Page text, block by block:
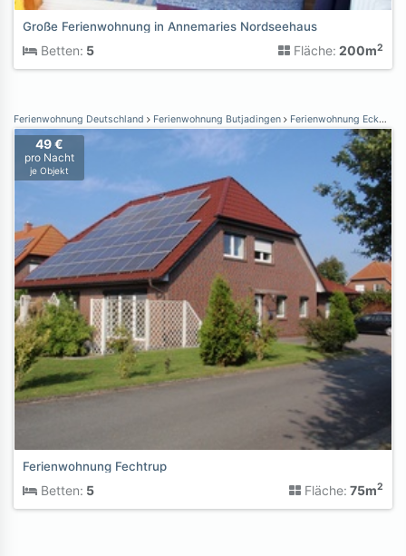
Große Ferienwohnung in Annemaries Nordseehaus
Betten: 5 Fläche: 200m2
Ferienwohnung Deutschland Ferienwohnung Butjadingen Ferienwohnung Eckwarden
49 €
pro Nacht
je Objekt
Ferienwohnung Fechtrup
Betten: 5 Fläche: 75m2